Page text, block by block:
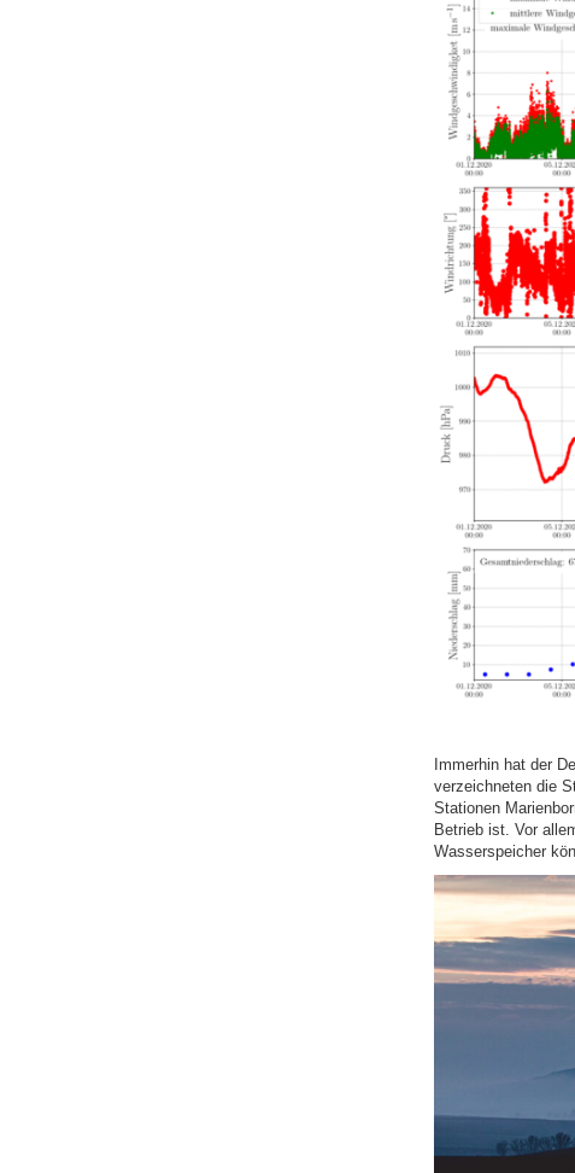
Immerhin hat der
verzeichneten die
Stationen
Betrieb ist. Vor
Wasserspeicher